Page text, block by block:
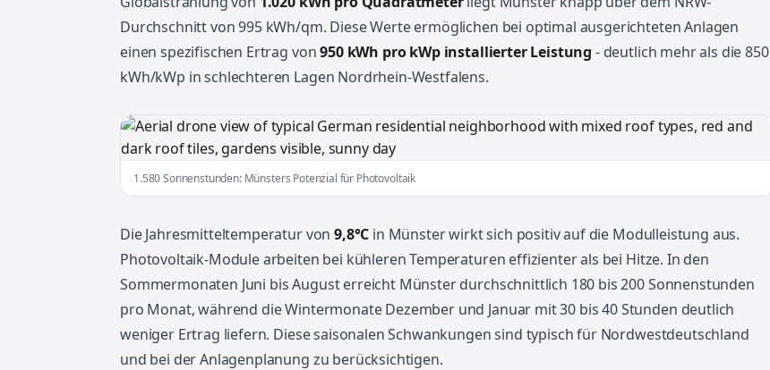
Durchschnitt von 995 kWh/qm. Diese Werte ermöglichen bei optimal ausgerichteten Anlagen
einen spezifischen Ertrag von950 kWh pro kWp installierter Leistung - deutlich mehr als die 850
kWh/kWp in schlechteren Lagen Nordrhein-Westfalens.
1.580 Sonnenstunden: Münsters Potenzial für Photovoltaik
Die Jahresmitteltemperatur von9,8°C in Münster wirkt sich positiv auf die Modulleistung aus.
Photovoltaik-Module arbeiten bei kühleren Temperaturen effizienter als bei Hitze. In den
Sommermonaten Juni bis August erreicht Münster durchschnittlich 180 bis 200 Sonnenstunden
pro Monat, während die Wintermonate Dezember und Januar mit 30 bis 40 Stunden deutlich
weniger Ertrag liefern. Diese saisonalen Schwankungen sind typisch für Nordwestdeutschland
und bei der Anlagenplanung zu berücksichtigen.